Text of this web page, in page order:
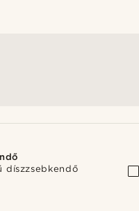
díszzsebkendő